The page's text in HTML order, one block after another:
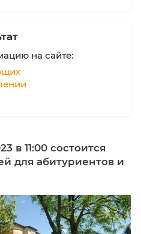
направлений
испытаний
на сайте: